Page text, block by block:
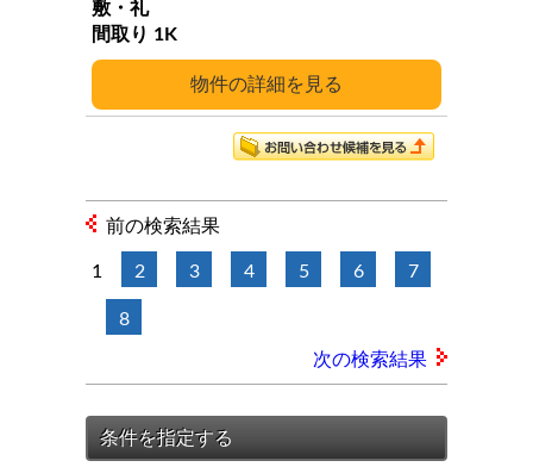
詳細
1K
前の検索結果
1 2 3 4 5 6 7
8
次の検索結果